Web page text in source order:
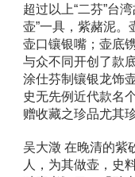
超过以上“二芬”台
壶”一具，紫赭泥。
壶口镶银嘴；壶底
与众不同开创了款
涂仕芬制镶银龙饰
史无先例近代款名
赠收藏之珍品尤其
吴大澂 在晚清的紫
人，为其做壶，史